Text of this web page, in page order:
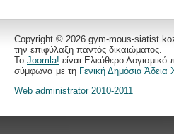
Copyright © 2026 gym-mous-
την επιφύλαξη παντός δικαιώματος.
Το Joomla! είναι Ελεύθερο Λογισμικό
σύμφωνα με τη Γενική Δημόσια Άδεια
Web administrator 2010-2011